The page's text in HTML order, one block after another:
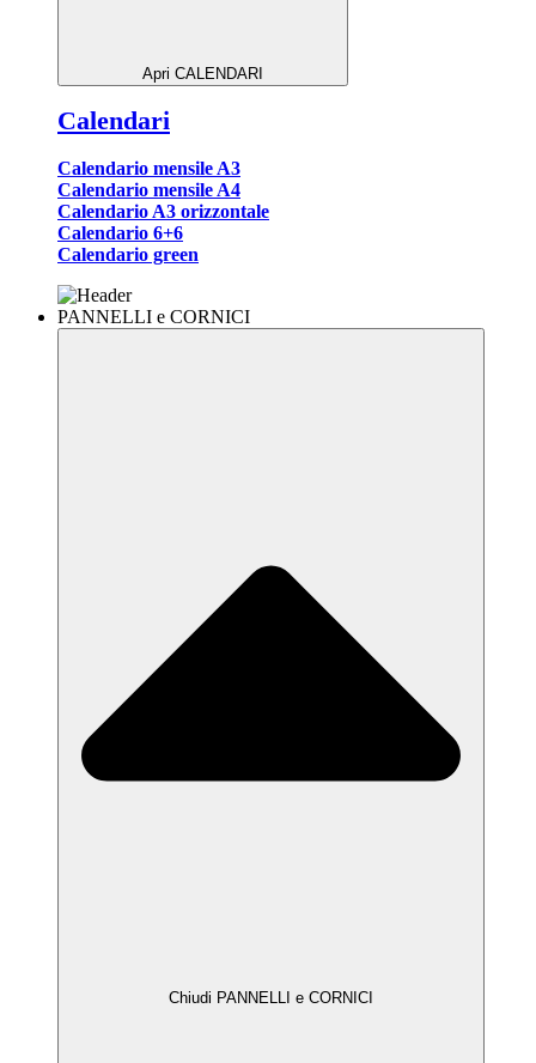
Apri CALENDARI
Calendari
Calendario mensile A3
Calendario mensile A4
Calendario A3 orizzontale
Calendario 6+6
Calendario green
PANNELLI e CORNICI
Chiudi PANNELLI e CORNICI